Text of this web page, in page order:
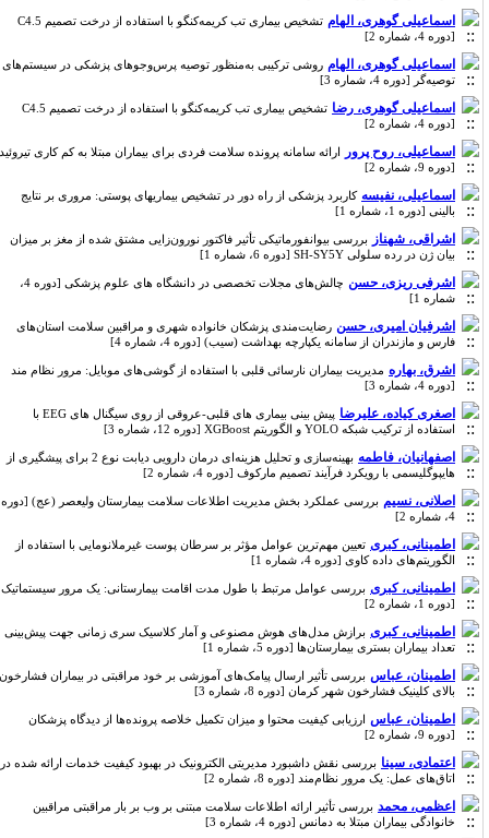
اسماعیلی گوهری، الهام
تشخیص بیماری تب کریمه‌کنگو با استفاده از درخت تصمیم C4.5
[دوره 4، شماره 2]
اسماعیلی گوهری، الهام روشی ترکیبی به‌منظور توصیه پرس‌وجوهای پزشکی در سیستم‌های
توصیه‌گر [دوره 4، شماره 3]
اسماعیلی گوهری، رضا
تشخیص بیماری تب کریمه‌کنگو با استفاده از درخت تصمیم C4.5
[دوره 4، شماره 2]
اسماعیلی، روح پرور ارائه سامانه پرونده سلامت فردی برای بیماران مبتلا به کم کاری تیروئید
[دوره 9، شماره 2]
اسماعیلی، نفیسه کاربرد پزشکی از راه دور در تشخیص بیماری­های پوستی: مروری بر نتایج
بالینی [دوره 1، شماره 1]
اشراقی، شهناز بررسی بیوانفورماتیکی تأثیر فاکتور نورون‌زایی مشتق ‌شده از مغز بر میزان
بیان ژن در رده سلولی SH-SY5Y [دوره 6، شماره 1]
اشرفی ریزی، حسن
چالش‌های مجلات تخصصی در دانشگاه های علوم پزشکی [دوره 4،
شماره 1]
اشرفیان امیری، حسن رضایت‌مندی پزشکان خانواده شهری و مراقبین سلامت استان‌های
فارس و مازندران از سامانه یکپارچه بهداشت (سیب) [دوره 4، شماره 4]
اشرق، بهاره مدیریت بیماران نارسائی قلبی با استفاده از گوشی‌های موبایل: مرور نظام مند
[دوره 4، شماره 3]
اصغری کیاده، علیرضا
پیش ‎بینی بیماری‎ های قلبی-عروقی از روی سیگنال‎ های EEG با
استفاده از ترکیب شبکه YOLO و الگوریتم XGBoost [دوره 12، شماره 3]
اصفهانیان، فاطمه
بهینه‌سازی و تحلیل هزینه‌ای درمان دارویی دیابت نوع 2 برای پیشگیری از
هایپوگلیسمی با رویکرد فرآیند تصمیم ‌مارکوف [دوره 4، شماره 2]
اصلانی، نسیم بررسی عملکرد بخش مدیریت اطلاعات سلامت بیمارستان ولیعصر (عج) [دوره
اطمینانی، کبری تعیین مهم‌ترین عوامل مؤثر بر سرطان پوست غیرملانومایی با استفاده از
الگوریتم‌های داده کاوی [دوره 4، شماره 1]
اطمینانی، کبری بررسی عوامل مرتبط با طول مدت اقامت بیمارستانی: یک مرور سیستماتیک
[دوره 1، شماره 2]
اطمینانی، کبری برازش مدل‌های هوش مصنوعی و آمار کلاسیک سری زمانی جهت پیش‌بینی
تعداد بیماران بستری بیمارستان‌ها [دوره 5، شماره 1]
اطمینان، عباس بررسی تأثیر ارسال پیامک‌های آموزشی بر خود مراقبتی در بیماران فشارخون
بالای کلینیک فشارخون شهر کرمان [دوره 8، شماره 3]
اطمینان، عباس ارزیابی کیفیت محتوا و میزان تکمیل خلاصه پرونده‌ها از دیدگاه پزشکان
[دوره 9، شماره 2]
اعتمادی، سینا بررسی نقش داشبورد مدیریتی الکترونیک در بهبود کیفیت خدمات ارائه شده در
اتاق‌های عمل: یک مرور نظام‌مند [دوره 8، شماره 2]
اعظمی، محمد بررسی تأثیر ارائه اطلاعات سلامت مبتنی بر وب بر بار مراقبتی مراقبین
خانوادگی بیماران مبتلا به دمانس [دوره 4، شماره 3]